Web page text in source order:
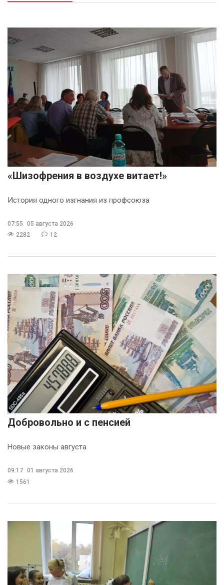
«Шизофрения в воздухе витает!»
История одного изгнания из профсоюза
07:55
05 августа 2026
2282
12
Добровольно и с пенсией
Новые законы августа
09:17 01 августа 2026
1561